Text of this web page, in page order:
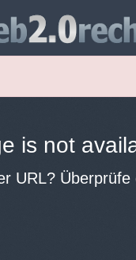
is not
URL? Überprüfe